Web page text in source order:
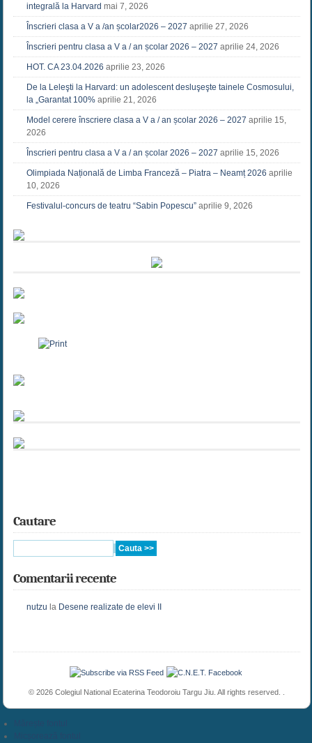
integrală la Harvard mai 7, 2026
Înscrieri clasa a V a /an școlar2026 – 2027 aprilie 27, 2026
Înscrieri pentru clasa a V a / an școlar 2026 – 2027 aprilie 24, 2026
HOT. CA 23.04.2026 aprilie 23, 2026
De la Leleşti la Harvard: un adolescent desluşeşte tainele Cosmosului,
la „Garantat 100% aprilie 21, 2026
Model cerere înscriere clasa a V a / an școlar 2026 – 2027 aprilie 15,
2026
Înscrieri pentru clasa a V a / an școlar 2026 – 2027 aprilie 15, 2026
Olimpiada Națională de Limba Franceză – Piatra – Neamț 2026 aprilie
10, 2026
Festivalul-concurs de teatru “Sabin Popescu” aprilie 9, 2026
Cautare
Comentarii recente
nutzu la Desene realizate de elevi II
© 2026 Colegiul National Ecaterina Teodoroiu Targu Jiu. All rights reserved. .